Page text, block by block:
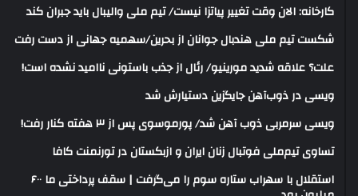
کارخانه: الان وقت تغییر پیاتزا نیست/ تیم ملی والیبال باید جبران کند
شکست تیم ملی هندبال جوانان از بحرین/سهمیه جهانی از دست رفت
علت؟ علاقه شدید مورینیو/ رئال از جذب باستونی ناامید نشده است!
ویسی در ذوب‌آهن جایگزین دستیارش شد
ویسی سرمربی ذوب آهن شد/ پورموسوی پس از ۳ هفته کنار رفت!
تساوی تیم‌ملی فوتبال زنان ایران و ازبکستان در تورنمنت کافا
استقلال با سهراب ستاره سوم را می‌گرفت | سقف پرداختی ما ۶۰۰